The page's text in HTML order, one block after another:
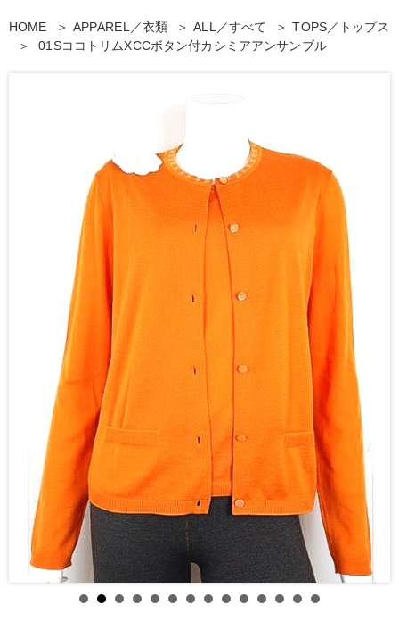
HOME APPAREL／衣類 ALL／すべて
TOPS／トップス
01SココトリムXCCボタン付カシミアアンサンブル